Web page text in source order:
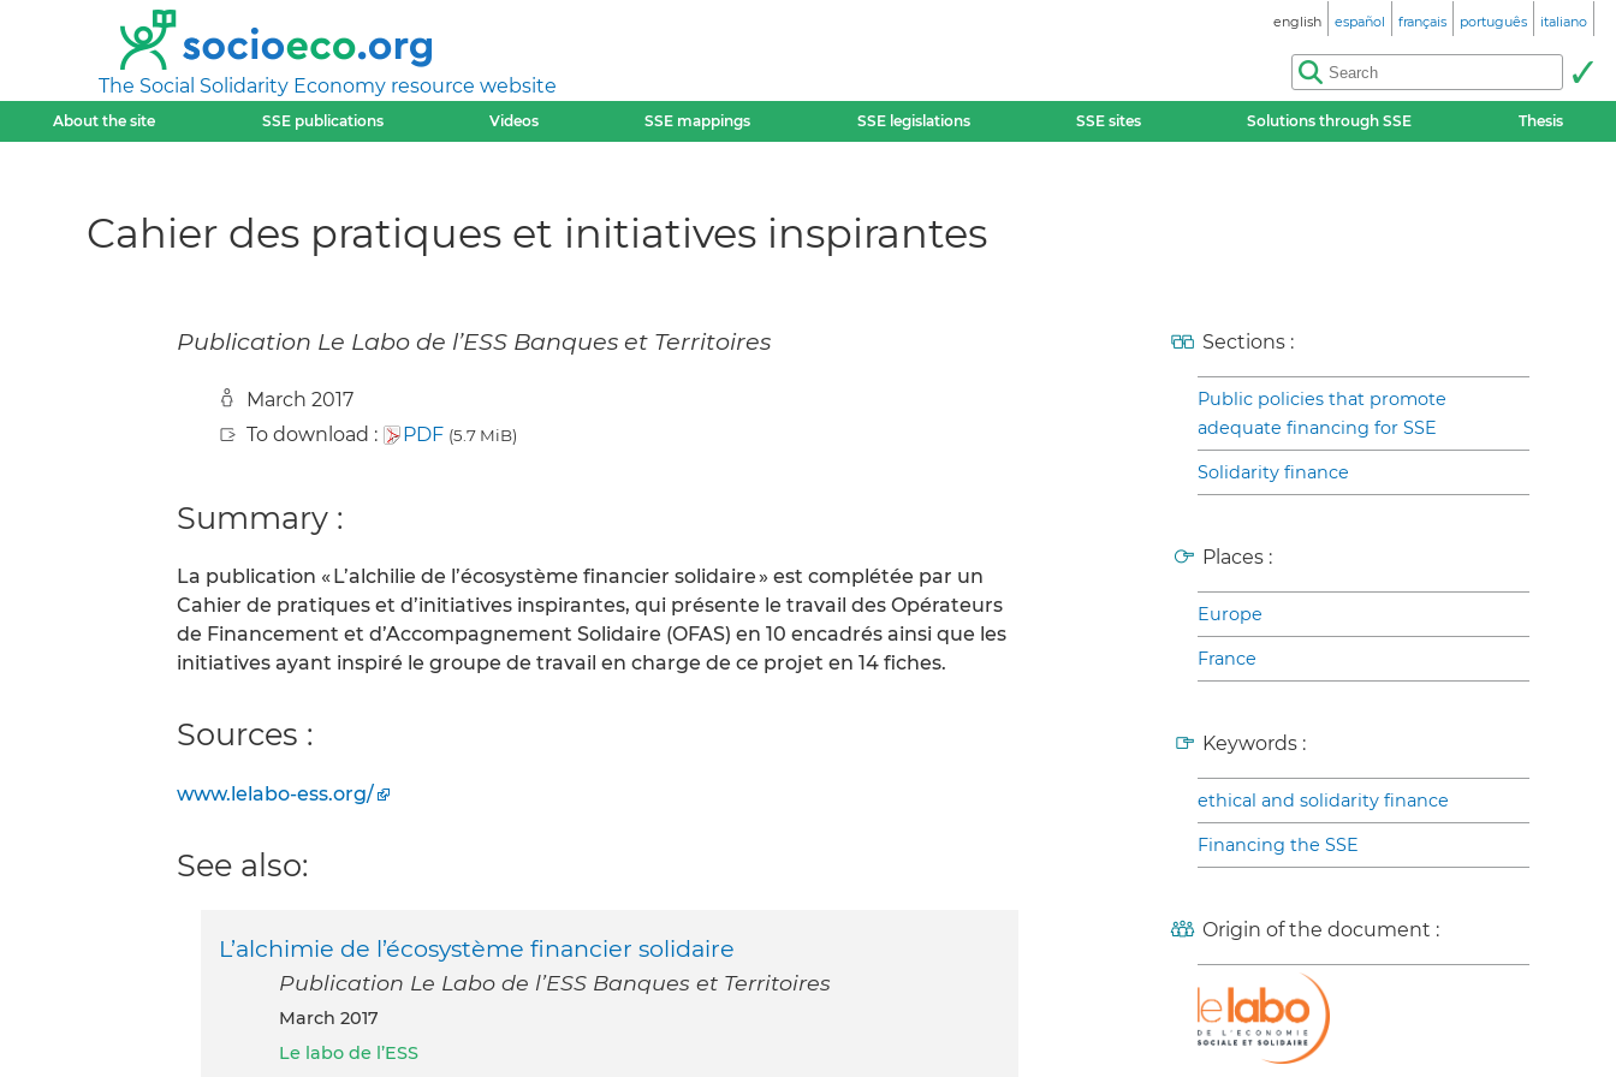
The Social Solidarity Economy resource website
english español français português italiano
About the site SSE publications Videos SSE mappings SSE legislations SSE sites Solutions through SSE Thesis
Cahier des pratiques et initiatives inspirantes
Publication Le Labo de l’ESS Banques et Territoires
March 2017
To download :
PDF (5.7 MiB)
Summary :
La publication « L’alchilie de l’écosystème financier solidaire » est complétée par un
Cahier de pratiques et d’initiatives inspirantes, qui présente le travail des Opérateurs
de Financement et d’Accompagnement Solidaire (OFAS) en 10 encadrés ainsi que les
initiatives ayant inspiré le groupe de travail en charge de ce projet en 14 fiches.
Sources :
www.lelabo-ess.org/
See also:
L’alchimie de l’écosystème financier solidaire
Publication Le Labo de l’ESS Banques et Territoires
March 2017
Le labo de l’ESS
Sections :
Public policies that promote
adequate financing for SSE
Solidarity finance
Places :
Europe
France
Keywords :
ethical and solidarity finance
Financing the SSE
Origin of the document :